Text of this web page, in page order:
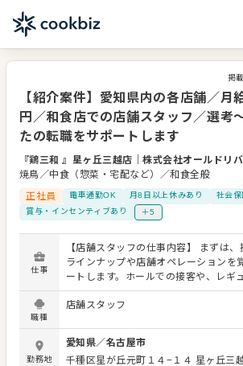
掲
【紹介案件】愛知県内の各店舗／月
円／和食店での店舗スタッフ／選考
たの転職をサポートします
『鶏三和 』星ヶ丘三越店 ｜株式会社オールドリ
焼鳥／中食（惣菜・宅配など）／和食全般
正社員
電車通勤OK 月8日以上休みあり
社会
賞与・インセンティブあり
＋5
仕事
【店舗スタッフの仕事内容】 まずは
ラインナップや店舗オペレーションを
ートします。ホールでの接客や、レギ
定メニューなどの調理にも関わります
に関わる幅広いスキルを身につけられ
迎です。 【具体的には…】 ・お席へのご案内、オーダーテ
イク、レジ対応など接客全般 ・ドリン
管理、電話対応 ・仕込みから盛り付け
職種
店舗スタッフ
勤務地
愛知県／名古屋市
千種区星が丘元町１４−１４ 星ヶ丘三